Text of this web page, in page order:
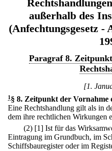
außerhalb des
(Anfechtungsgesetz -
Paragraf 8.
[1.
1 § 8. Zeitpunkt der Vornahme
Eine Rechtshandlung gilt als in
dem ihre rechtlichen Wirkungen
(2) [1] Ist für das
Eintragung im Grundbuch, im
Schiffsbauregister oder im